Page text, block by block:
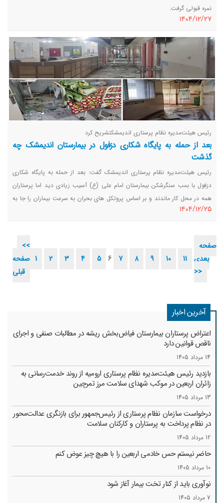
نمره قبولی گرفت.
١٤٠٤/١٢/٢٧
رئیس هیئت‌مدیره نظام پرستاری اندیمشکتشریح کرد
بعد از حمله به پایگاه شکاری دزفول در بیمارستان اندیمشک چه
گذشت
رئیس هیئت‌مدیره نظام پرستاری اندیمشک گفت: بعد از حمله به پایگاه شکاری
دزفول با بمب سنگرشکن بیمارستان امام علی (ع) آسیب زیادی دید اما پرستاران
همه در محل کار ماندند و بر اساس پروتکل های بحران به سرعت بیماران را جا به
جا کردند، در تمام مدت جنگ نیز همه پرستاران بدون غیب در محل کار حاضر
١٤٠٤/١٢/٢٥
<<
صفحه
قبلی
1 2 3 4 5 6 7 8 9 10 11
صفحه
بعدی
>>
آخرین اخبار
اعتراض پرستاران بیمارستان فیاض‌بخش ریشه در مطالبات صنفی و اجرای
ناقص قوانین دارد
14 مرداد 1405
بازدید رئیس هیئت‌مدیره نظام پرستاری ارومیه از روند خدمت‌رسانی به
زائران اربعین در موکب شهدای سلامت مرز تمرچین
13 مرداد 1405
درخواست سازمان نظام پرستاری از رئیس‌جمهور برای بازنگری عدالت‌محور
در نظام پرداخت به پرستاران و کارکنان سلامت
12 مرداد 1405
حاضر نیستم حس خادمی اربعین را با هیچ چیز عوض کنم
10 مرداد 1405
نوآوری باید از کنار تخت بیمار آغاز شود
7 مرداد 1405